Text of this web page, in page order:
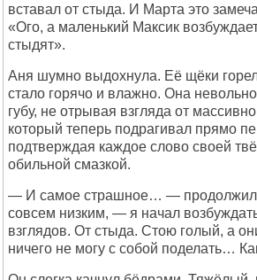
вставал от стыда. И Марта это
«Ого, а маленький Максик
стыдят».
Аня шумно выдохнула. Её щёки
стало горячо и влажно. Она
губу, не отрывая взгляда от
который теперь подрагивал прямо
подтверждая каждое слово своей
обильной смазкой.
— И самое страшное… — продолжил
совсем низким, — я начал
взглядов. От стыда. Стою голый, а
ничего не могу с собой поделать…